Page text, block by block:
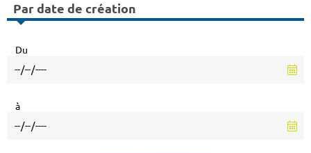
Par date de création
Du
à